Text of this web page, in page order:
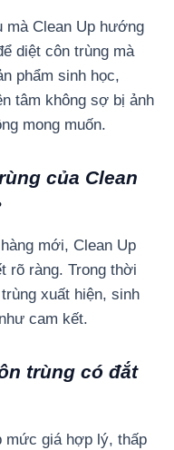
mà Clean Up hướng
diệt côn trùng mà
phẩm sinh học,
tâm không sợ bị ảnh
mong muốn.
của Clean
mới, Clean Up
rõ ràng. Trong thời
xuất hiện, sinh
cam kết.
trùng có đắt
mức giá hợp lý, thấp